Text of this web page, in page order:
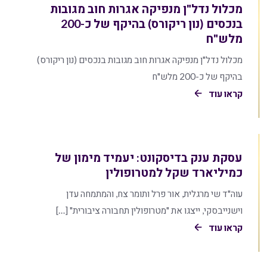
מכלול נדל"ן מנפיקה אגרות חוב מגובות
בנכסים (נון ריקורס) בהיקף של כ-200
מלש"ח
מכלול נדל"ן מנפיקה אגרות חוב מגובות בנכסים (נון ריקורס)
בהיקף של כ-200 מלש"ח
קראו עוד
עסקת ענק בדיסקונט: יעמיד מימון של
כמיליארד שקל למטרופולין
עוה"ד שי מרגלית, אור פרל ותומר צח, והמתמחה עדן
וישנייבסקי, ייצגו את "מטרופולין תחבורה ציבורית" […]
קראו עוד